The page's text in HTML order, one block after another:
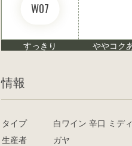
W07
すっきり ややコク
情報
タイプ
白ワイン 辛口 ミデ
生産者
ガヤ